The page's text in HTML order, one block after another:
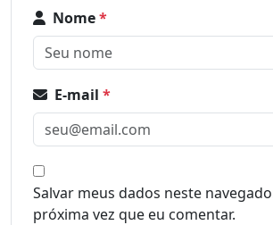
Nome*
E-mail *
Salvar meus dados neste
próxima vez que eu comentar.